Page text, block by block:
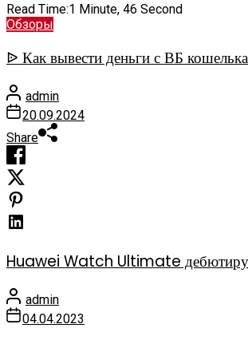
Read Time:1 Minute, 46 Second
Обзоры
ᐉ Как вывести деньги с ВБ кошелька
admin
20.09.2024
Share
Huawei Watch Ultimate
admin
04.04.2023